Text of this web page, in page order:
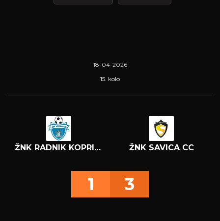
18-04-2026
15. kolo
ŽNK RADNIK KOPRIVNICA ŽNK SAVICA CC
1 3